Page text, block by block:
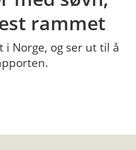
rammet
Norge, og ser ut til å